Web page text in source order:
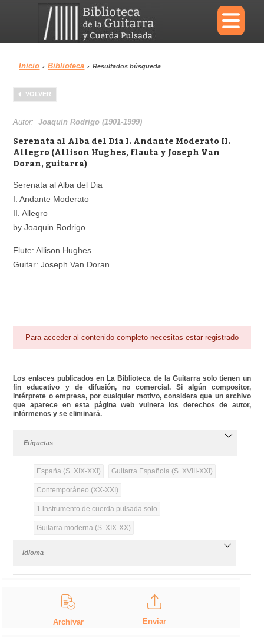
×
Menu
Biblioteca
Área personal
Inicio › Biblioteca › Resultados búsqueda
VOLVER
Autor:Joaquin Rodrigo (1901-1999)
Serenata al Alba del Dia I. Andante Moderato II.
Allegro (Allison Hughes, flauta y Joseph Van
Doran, guitarra)
Serenata al Alba del Dia
I. Andante Moderato
II. Allegro
by Joaquin Rodrigo
Flute: Allison Hughes
Guitar: Joseph Van Doran
Para acceder al contenido completo necesitas estar registrado
Los enlaces publicados en La Biblioteca de la Guitarra solo tienen un
fin educativo y de difusión, no comercial. Si algún compositor,
intérprete o empresa, por cualquier motivo, considera que un archivo
que aparece en esta página web vulnera los derechos de autor,
infórmenos y se eliminará.
Etiquetas
España (S. XIX-XXI) Guitarra Española (S. XVIII-XXI)
Contemporáneo (XX-XXI)
1 instrumento de cuerda pulsada solo
Guitarra moderna (S. XIX-XX)
Idioma
Archivar Enviar